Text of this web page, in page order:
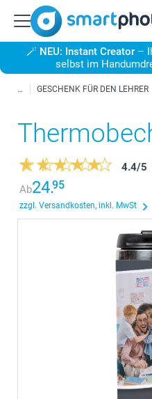
🪄 NEU: Instant Creator –
selbst im
GESCHENK FÜR DEN LEHRER
4.4/5
Ab24.95
zzgl. Versandkosten, inkl. MwSt